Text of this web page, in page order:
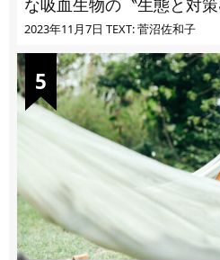
な吸血生物の〝生態と対
ユ・ヌカカ】
2023年11月7日 TEXT: 菅沼佐和子